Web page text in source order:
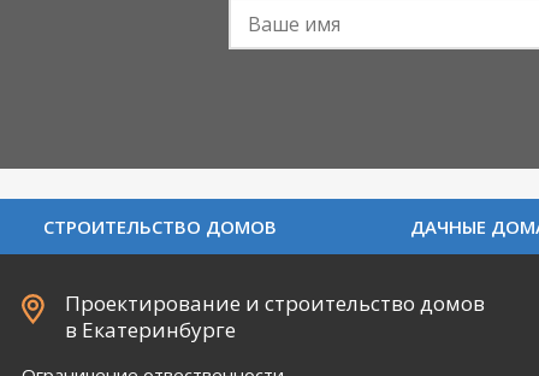
СТРОИТЕЛЬСТВО ДОМОВ ДАЧНЫЕ
Проектирование и строительство домов
в Екатеринбурге